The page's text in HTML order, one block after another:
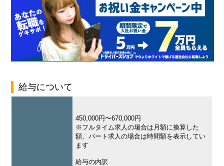
給与について
450,000円〜670,000円
※フルタイム求人の場合は月額に換算した
額、パート求人の場合は時間額を表示してい
ます
給与の内訳